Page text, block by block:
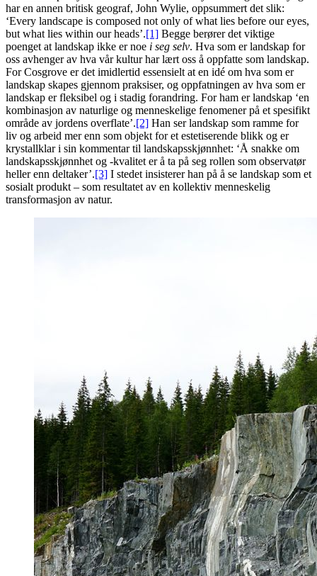
har en annen britisk geograf, John Wylie, oppsummert det slik:
‘Every landscape is composed not only of what lies before our eyes,
but what lies within our heads’.[1] Begge berører det viktige
poenget at landskap ikke er noe i seg selv. Hva som er landskap for
oss avhenger av hva vår kultur har lært oss å oppfatte som landskap.
For Cosgrove er det imidlertid essensielt at en idé om hva som er
landskap skapes gjennom praksiser, og oppfatningen av hva som er
landskap er fleksibel og i stadig forandring. For ham er landskap ‘en
kombinasjon av naturlige og menneskelige fenomener på et spesifikt
område av jordens overflate’.[2] Han ser landskap som ramme for
liv og arbeid mer enn som objekt for et estetiserende blikk og er
krystallklar i sin kommentar til landskapsskjønnhet: ‘Å snakke om
landskapsskjønnhet og -kvalitet er å ta på seg rollen som observatør
heller enn deltaker’.[3] I stedet insisterer han på å se landskap som et
sosialt produkt – som resultatet av en kollektiv menneskelig
transformasjon av natur.